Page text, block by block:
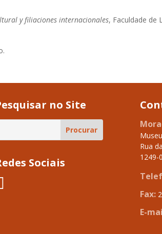
y filiaciones internacionales, Faculdade de
no Site
Sociais
Rua
1249-
Fax:
E-